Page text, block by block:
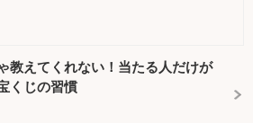
教えてくれない！当たる人だけが
くじの習慣